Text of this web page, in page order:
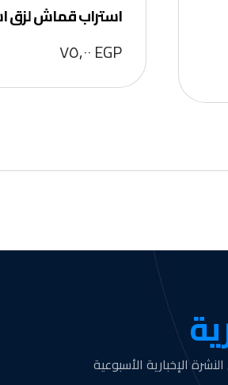
استراب قماش
EGP
الإخبارية الأسبوعية